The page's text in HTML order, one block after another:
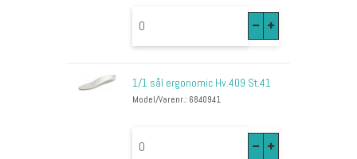
1/1 sål ergonomic Hv.409 St.41
Model/Varenr.: 6840941